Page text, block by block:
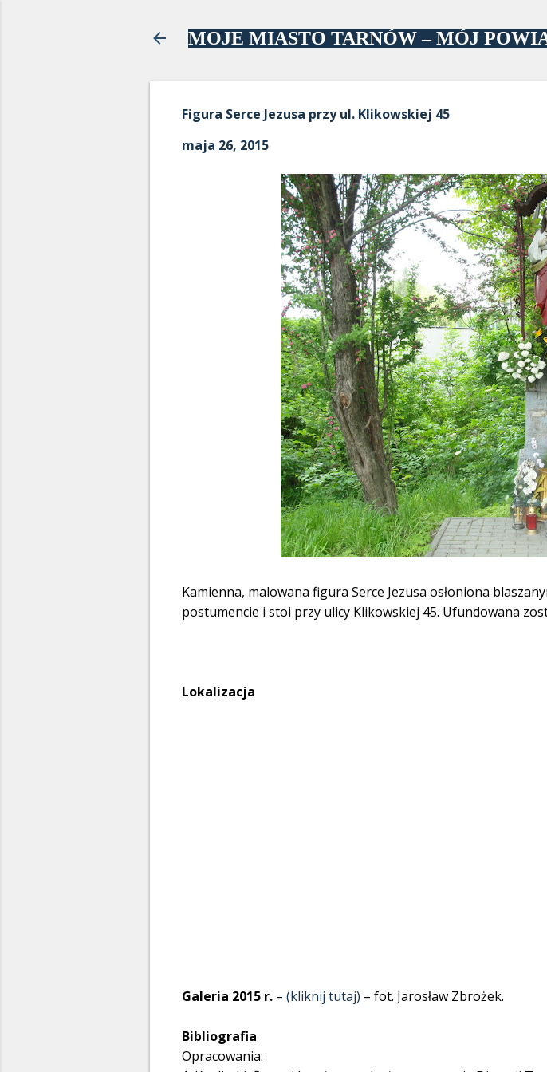
MOJE MIASTO TARNÓW – MÓJ
Figura Serce Jezusa przy ul. Klikowskiej 45
maja 26, 2015
Kamienna, malowana figura Serce Jezusa osłoniona
postumencie i stoi przy ulicy Klikowskiej 45. Ufundowana
Lokalizacja
Galeria 2015 r. – (kliknij tutaj) – fot. Jarosław Zbrożek.
Bibliografia
Opracowania: